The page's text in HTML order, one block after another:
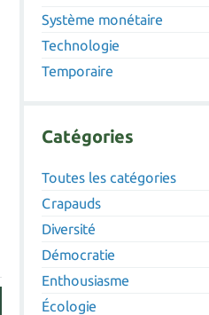
Système monétaire
Technologie
Temporaire
Catégories
Toutes les catégories
Crapauds
Diversité
Démocratie
Enthousiasme
Écologie